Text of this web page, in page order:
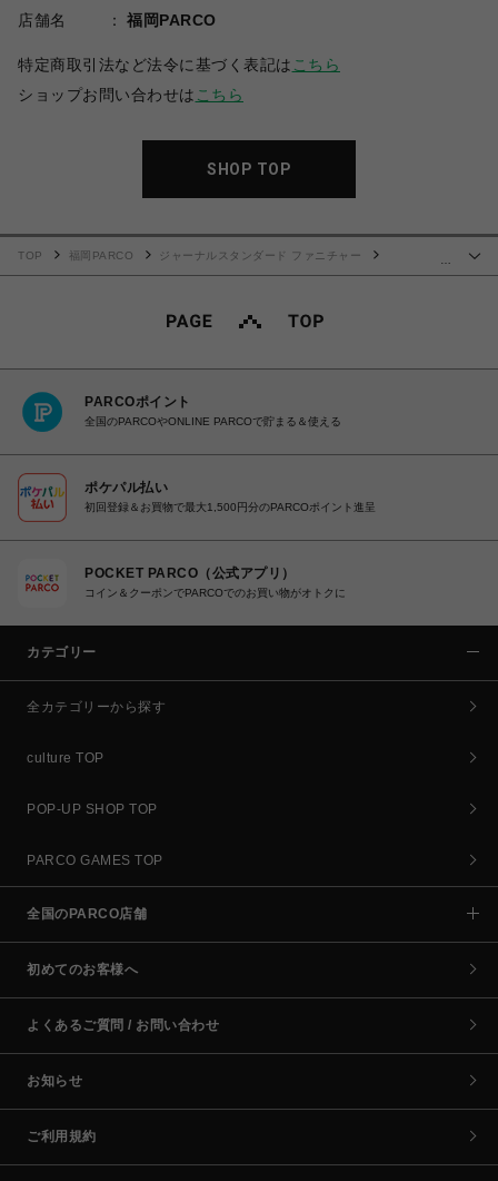
店舗名
福岡PARCO
特定商取引法など法令に基づく表記は こちら
ショップお問い合わせは こちら
SHOP TOP
TOP 福岡PARCO
ジャーナルスタンダード ファニチャー
PARCOポイント
全国のPARCOやONLINE PARCOで貯まる＆使える
ポケパル払い
初回登録＆お買物で最大1,500円分のPARCOポイント進呈
POCKET PARCO（公式アプリ）
コイン＆クーポンでPARCOでのお買い物がオトクに
カテゴリー
全カテゴリーから探す
culture TOP
POP-UP SHOP TOP
PARCO GAMES TOP
全国のPARCO店舗
初めてのお客様へ
よくあるご質問 / お問い合わせ
お知らせ
ご利用規約